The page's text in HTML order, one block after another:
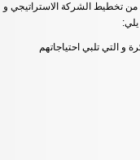
من تخطيط الشركة الاستراتيجي و
و التي تلبي احتياجاتهم